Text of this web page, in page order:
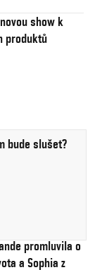
show k
produktů
bude slušet?
promluvila o
a Sophia z